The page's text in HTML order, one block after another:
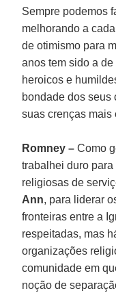
Sempre podemos
melhorando a
de otimismo para
anos tem sido a
heroicos e
bondade dos seus
suas crenças mais
Romney –Como
trabalhei duro
religiosas de
Ann, para liderar
fronteiras entre a
respeitadas, mas
organizações
comunidade em
noção de